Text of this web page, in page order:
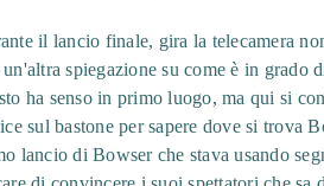
il lancio finale, gira la telecamera
spiegazione su come è in
ha senso in primo luogo, ma qui si
sul bastone per sapere dove si trova
lancio di Bowser che stava usando